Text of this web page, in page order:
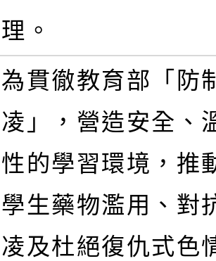
理。
為貫徹教育部「防
凌」，營造安全、
性的學習環境，推
學生藥物濫用、對
凌及杜絕復仇式色